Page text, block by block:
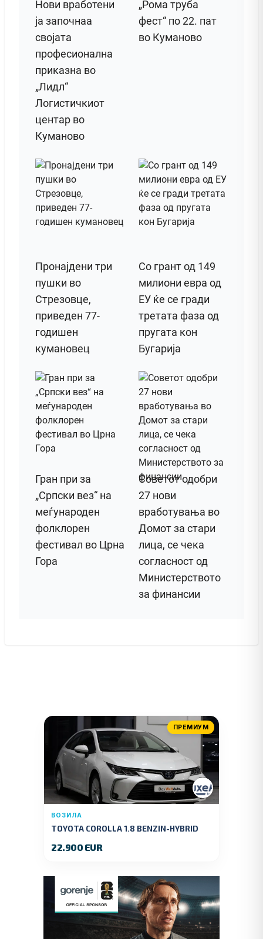
Нови вработени
ја започнаа
својата
професионална
приказна во
„Лидл“
Логистичкиот
центар во
Куманово
„Рома труба
фест“ по 22. пат
во Куманово
Пронајдени три
пушки во
Стрезовце,
приведен 77-
годишен
кумановец
Со грант од 149
милиони евра од
ЕУ ќе се гради
третата фаза од
пругата кон
Бугарија
Гран при за
„Српски вез“ на
меѓународен
фолклорен
фестивал во Црна
Гора
Советот одобри
27 нови
вработувања во
Домот за стари
лица, се чека
согласност од
Министерството
за финансии
ПРЕМИУМ
ВОЗИЛА
TOYOTA COROLLA 1.8 BENZIN-HYBRID
22.900 EUR